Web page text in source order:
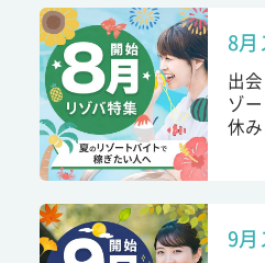
8月
出
ゾ
休
9月